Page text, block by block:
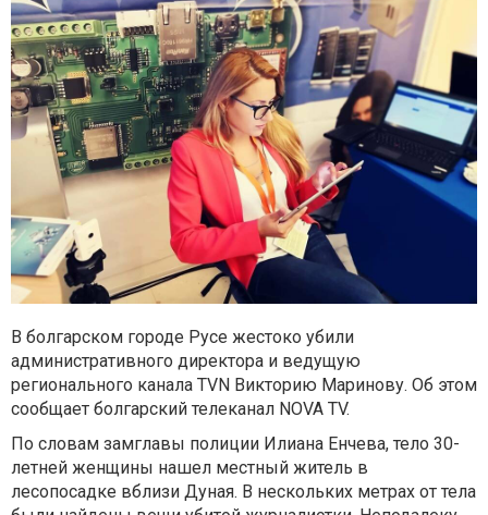
В болгарском городе Русе жестоко убили
административного директора и ведущую
регионального канала TVN Викторию Маринову. Об этом
сообщает болгарский телеканал NOVA TV.
По словам замглавы полиции Илиана Енчева, тело 30-
летней женщины нашел местный житель в
лесопосадке вблизи Дуная. В нескольких метрах от тела